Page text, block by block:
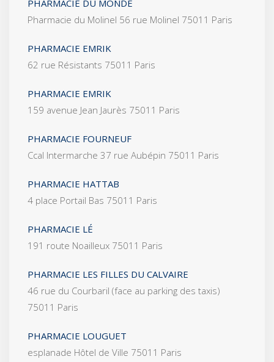
PHARMACIE DU MONDE
Pharmacie du Molinel 56 rue Molinel 75011 Paris
PHARMACIE EMRIK
62 rue Résistants 75011 Paris
PHARMACIE EMRIK
159 avenue Jean Jaurès 75011 Paris
PHARMACIE FOURNEUF
Ccal Intermarche 37 rue Aubépin 75011 Paris
PHARMACIE HATTAB
4 place Portail Bas 75011 Paris
PHARMACIE LÉ
191 route Noailleux 75011 Paris
PHARMACIE LES FILLES DU CALVAIRE
46 rue du Courbaril (face au parking des taxis)
75011 Paris
PHARMACIE LOUGUET
esplanade Hôtel de Ville 75011 Paris